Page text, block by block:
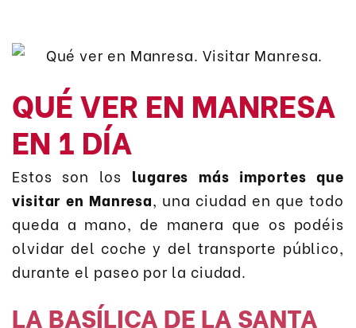
QUÉ VER EN MANRESA
EN 1 DÍA
Estos son los lugares más importes que
visitar en Manresa, una ciudad en que todo
queda a mano, de manera que os podéis
olvidar del coche y del transporte público,
durante el paseo por la ciudad.
LA BASÍLICA DE LA SANTA